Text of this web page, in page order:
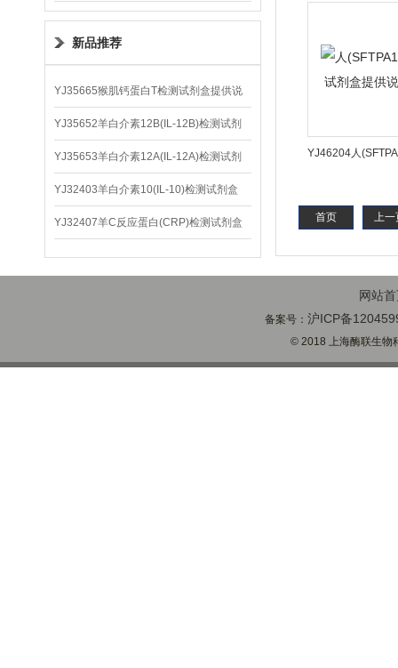
新品推荐
YJ35665猴肌钙蛋白T检测试剂盒提供说
明书
YJ35652羊白介素12B(IL-12B)检测试剂
盒
YJ35653羊白介素12A(IL-12A)检测试剂
盒
YJ32403羊白介素10(IL-10)检测试剂盒
YJ32407羊C反应蛋白(CRP)检测试剂盒
YJ46204人
首页 上一
网站
备案号：沪ICP备
© 2018 上海酶联生物